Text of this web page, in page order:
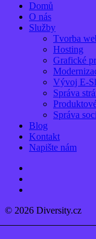
Close
Menu
Domů
O nás
Služby
Tvorba
Hosting
Grafické
Vývoj E-
Správa
Správa
Blog
Kontakt
Napište nám
© 2026 Diversity.cz